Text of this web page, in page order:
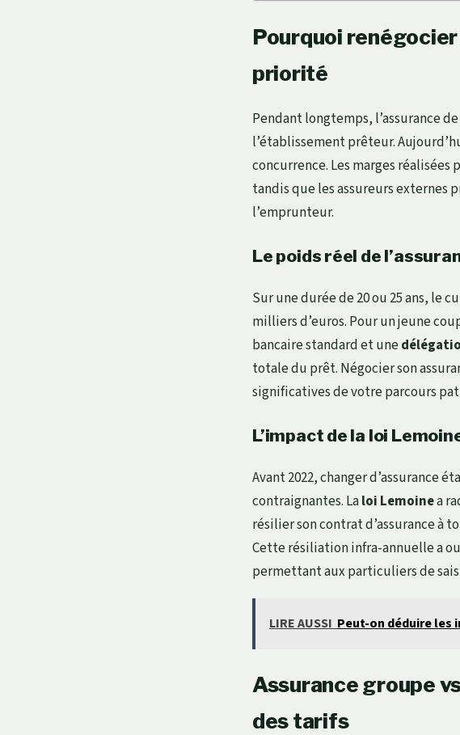
Pourquoi
priorité
Pendant longtemps, l’assurance
l’établissement prêteur.
concurrence. Les marges réalisées
tandis que les assureurs externes
l’emprunteur.
Le poids réel de
Sur une durée de 20 ou 25 ans, le
milliers d’euros. Pour un jeune
bancaire standard et une
totale du prêt. Négocier son
significatives de votre parcours
L’impact de la loi
Avant 2022, changer d’assurance
contraignantes. Laloi Lemoinea
résilier son contrat d’assurance à
Cette résiliation infra-annuelle a
permettant aux particuliers de
LIRE AUSSI Peut-on déduire les
Assurance groupe
des tarifs